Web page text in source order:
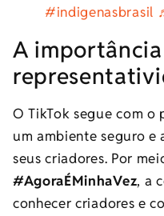
#indigenasbrasil
A
O TikTok segue com
um ambiente seguro e
seus criadores. Por
#AgoraÉMinhaVez, a
conhecer criadores e